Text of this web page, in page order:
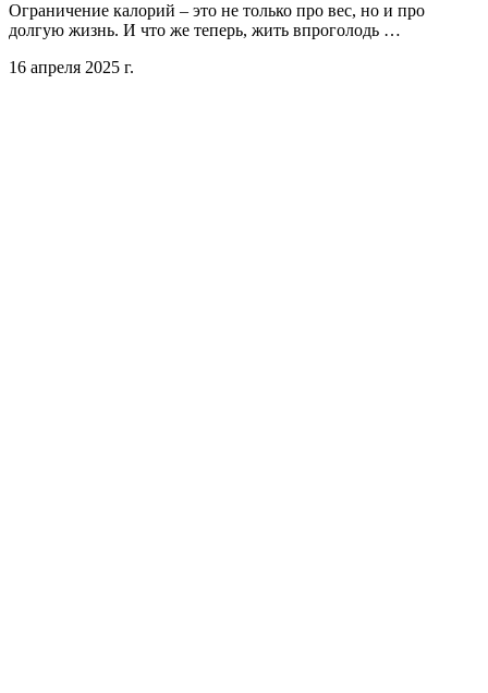
Ограничение калорий – это не только про вес, но и про
долгую жизнь. И что же теперь, жить впроголодь …
16 апреля 2025 г.